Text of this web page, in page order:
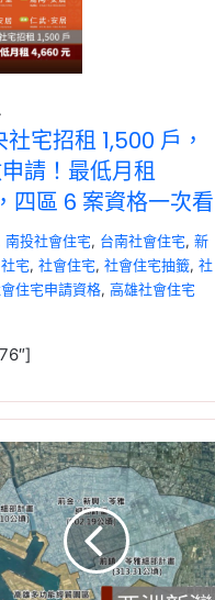
宅招租 1,500 戶，
請！最低月租
四區 6 案資格一次看
南投社會住宅, 台南社會住宅, 新
社宅, 社會住宅, 社會住宅抽籤, 社
住宅申請資格, 高雄社會住宅
法急轉彎！3 年租
租上限暫緩，最新重
住宅,租屋,租屋族,租屋注意事